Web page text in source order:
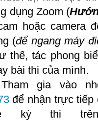
dụng Zoom (
hoặc camera
(để ngang máy
thế, tác phong
bài thi của mình.
vào
để nhận trực tiếp
kỳ thi trên